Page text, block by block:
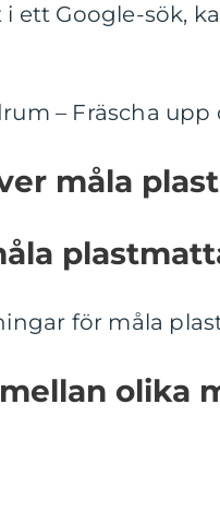
ett Google-sök,
– Fräscha
måla
för måla
olika